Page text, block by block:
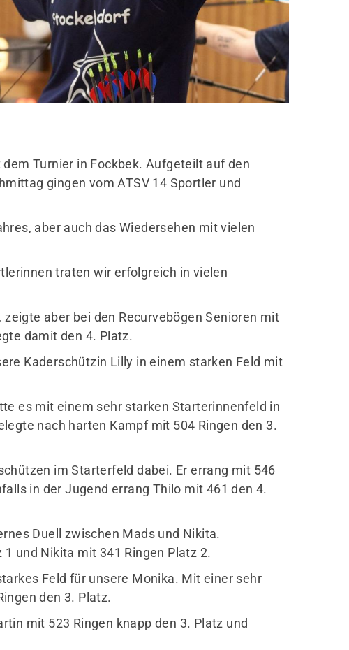
Turnier in Fockbek. Aufgeteilt auf den
gingen vom ATSV 14 Sportler und
aber auch das Wiedersehen mit vielen
traten wir erfolgreich in vielen
aber bei den Recurvebögen Senioren mit
damit den 4. Platz.
Kaderschützin Lilly in einem starken Feld mit
es mit einem sehr starken Starterinnenfeld in
nach harten Kampf mit 504 Ringen den 3.
im Starterfeld dabei. Er errang mit 546
in der Jugend errang Thilo mit 461 den 4.
Duell zwischen Mads und Nikita.
und Nikita mit 341 Ringen Platz 2.
Feld für unsere Monika. Mit einer sehr
den 3. Platz.
mit 523 Ringen knapp den 3. Platz und